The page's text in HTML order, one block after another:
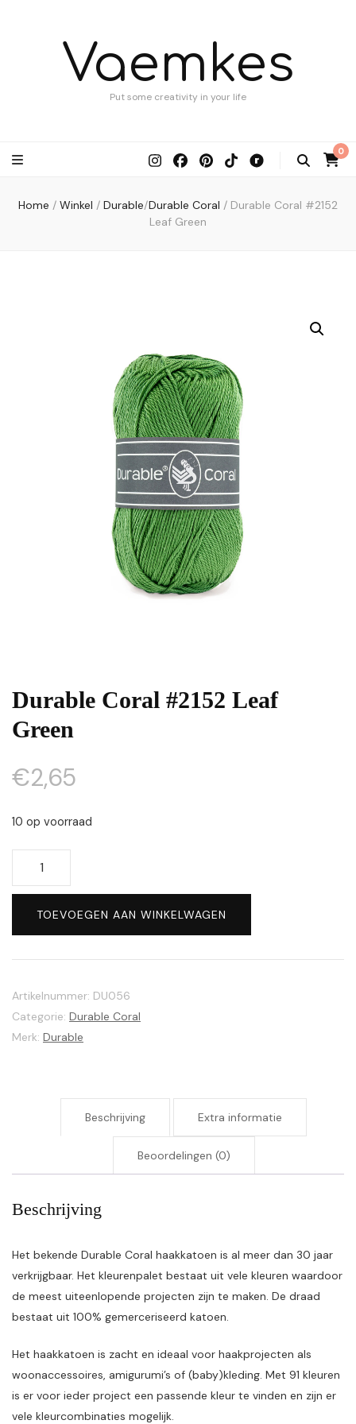
Vaemkes
Put some creativity in your life
0
Home / Winkel / Durable/Durable Coral / Durable Coral #2152
Leaf Green
Durable Coral #2152 Leaf
Green
€2,65
10 op voorraad
aantal
TOEVOEGEN AAN WINKELWAGEN
Artikelnummer: DU056
Categorie: Durable Coral
Merk: Durable
Beschrijving Extra informatie
Beoordelingen (0)
Beschrijving
Het bekende Durable Coral haakkatoen is al meer dan 30 jaar
verkrijgbaar. Het kleurenpalet bestaat uit vele kleuren waardoor
de meest uiteenlopende projecten zijn te maken. De draad
bestaat uit 100% gemerceriseerd katoen.
Het haakkatoen is zacht en ideaal voor haakprojecten als
woonaccessoires, amigurumi’s of (baby)kleding. Met 91 kleuren
is er voor ieder project een passende kleur te vinden en zijn er
vele kleurcombinaties mogelijk.